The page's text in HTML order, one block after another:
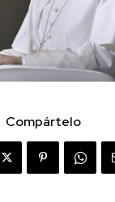
Compártelo